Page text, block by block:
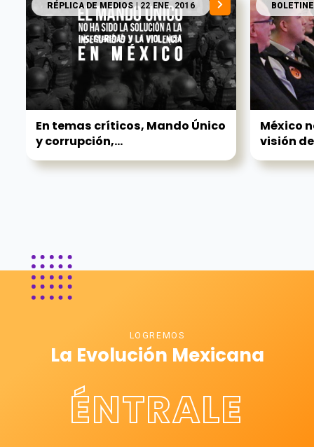
RÉPLICA DE MEDIOS| 22 ENE. 2016
En temas críticos, Mando Único
y corrupción,...
México
visión
LOGREMOS
La Evolución Mexicana
ÉNTRALE